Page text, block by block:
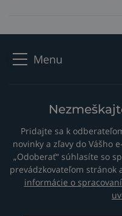
Menu
Pridajte sa k
novinky a zľavy do Vášho
„Odoberať“ súhlasíte so
prevádzkovateľom stránok
informácie o